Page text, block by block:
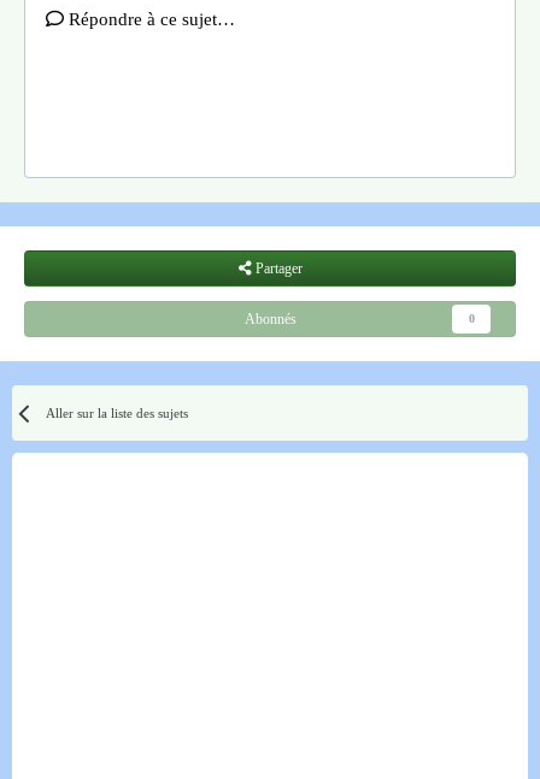
Répondre à ce sujet…
Partager
Abonnés 0
Aller sur la liste des sujets